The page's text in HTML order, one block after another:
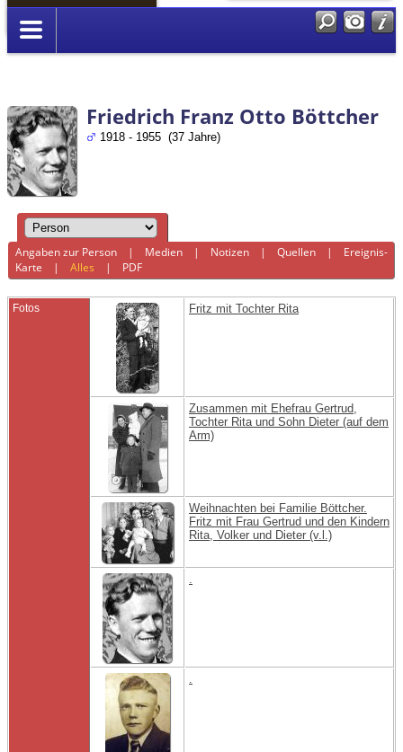
Anmelden
Friedrich Franz Otto Böttcher
1918 - 1955 (37 Jahre)
Angaben zur Person | Medien | Notizen |Quellen | Ereignis-
Karte |Alles | PDF
Fotos Fritz mit Tochter Rita
Zusammen mit Ehefrau Gertrud,
Tochter Rita und Sohn Dieter (auf dem
Arm)
Weihnachten bei Familie Böttcher.
Fritz mit Frau Gertrud und den Kindern
Rita, Volker und Dieter (v.l.)